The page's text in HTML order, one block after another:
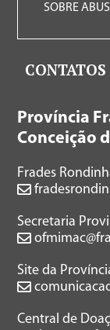
SOBRE
CONTATOS
Província
Conceição
Frades
Secretaria
Site da
Central de